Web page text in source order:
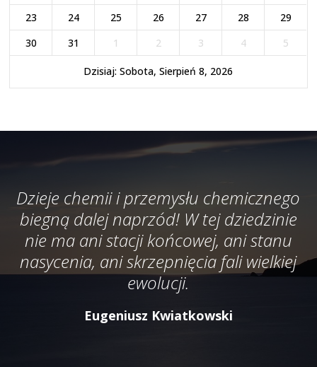
23
24 25 26 27 28
29
30
31 1 2 3 4 5
Dzisiaj: Sobota, Sierpień 8, 2026
Dzieje chemii i przemysłu chemicznego
biegną dalej naprzód! W tej dziedzinie
nie ma ani stacji końcowej, ani stanu
nasycenia, ani skrzepnięcia fali wielkiej
ewolucji.
Eugeniusz Kwiatkowski